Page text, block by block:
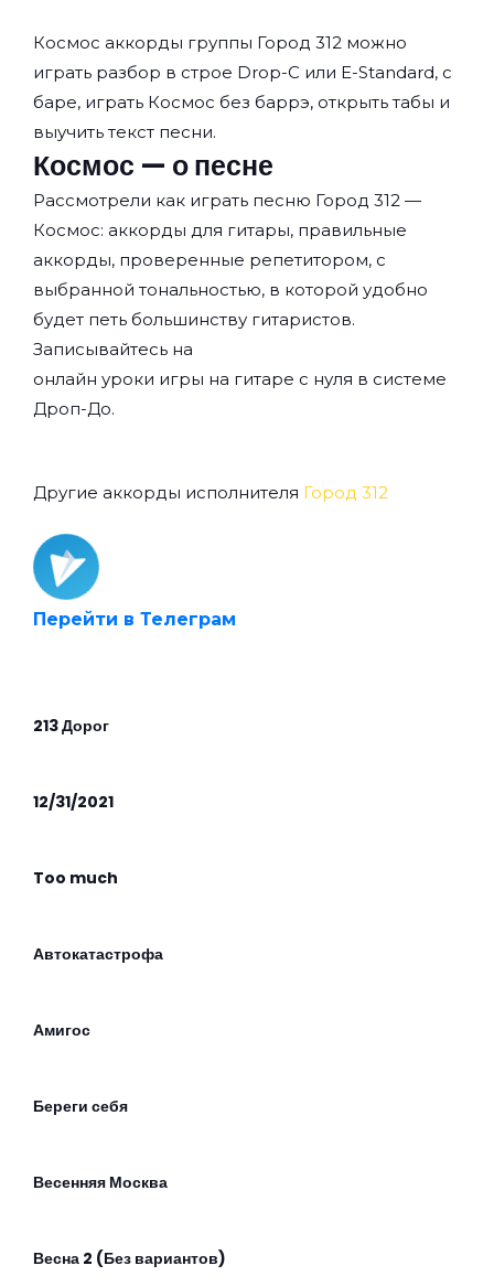
Космос аккорды группы Город 312 можно
играть разбор в строе Drop-C или E-Standard, с
баре, играть Космос без баррэ, открыть табы и
выучить текст песни.
Космос — о песне
Рассмотрели как играть песню Город 312 —
Космос: аккорды для гитары, правильные
аккорды, проверенные репетитором, с
выбранной тональностью, в которой удобно
будет петь большинству гитаристов.
Записывайтесь на
онлайн уроки игры на гитаре с нуля в системе
Дроп-До.
Другие аккорды исполнителя Город 312
Перейти в Телеграм
213 Дорог
12/31/2021
Too much
Автокатастрофа
Амигос
Береги себя
Весенняя Москва
Весна 2 (Без вариантов)